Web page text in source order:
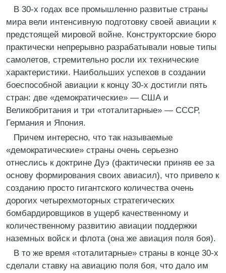
В 30-х годах все промышленно развитые страны
мира вели интенсивную подготовку своей авиации к
предстоящей мировой войне. Конструкторские бюро
практически непрерывно разрабатывали новые типы
самолетов, стремительно росли их технические
характеристики. Наибольших успехов в создании
боеспособной авиации к концу 30-х достигли пять
стран: две «демократические» — США и
Великобритания и три «тоталитарные» — СССР,
Германия и Япония.
Причем интересно, что так называемые
«демократические» страны очень серьезно
отнеслись к доктрине Дуэ (фактически приняв ее за
основу формирования своих авиасил), что привело к
созданию просто гигантского количества очень
дорогих четырехмоторных стратегических
бомбардировщиков в ущерб качественному и
количественному развитию авиации поддержки
наземных войск и флота (она же авиация поля боя).
В то же время «тоталитарные» страны в конце 30-х
сделали ставку на авиацию поля боя, что дало им